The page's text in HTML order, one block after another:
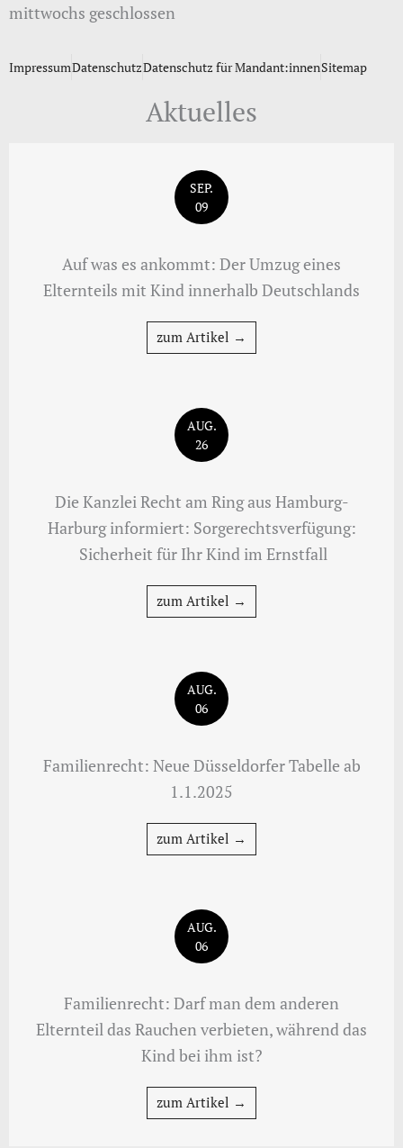
mittwochs geschlossen
ImpressumDatenschutzDatenschutz für Mandant:innenSitemap
Aktuelles
SEP.
09
Auf was es ankommt: Der Umzug eines
Elternteils mit Kind innerhalb Deutschlands
zum Artikel →
AUG.
26
Die Kanzlei Recht am Ring aus Hamburg-
Harburg informiert: Sorgerechtsverfügung:
Sicherheit für Ihr Kind im Ernstfall
zum Artikel →
AUG.
06
Familienrecht: Neue Düsseldorfer Tabelle ab
1.1.2025
zum Artikel →
AUG.
06
Familienrecht: Darf man dem anderen
Elternteil das Rauchen verbieten, während das
Kind bei ihm ist?
zum Artikel →